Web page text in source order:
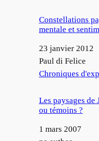
Constellations
mentale et
Date
23 janvier 2012
Auteur
Paul di Felice
Par rapport à
Chroniques
Les paysages de
ou témoins ?
Date
1 mars 2007